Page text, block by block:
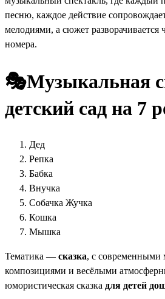
песню, каждое действие
мелодиями, а сюжет разворачивается
номера.
🎭Музыкальная
детский сад на 7
Дед
Репка
Бабка
Внучка
Собачка Жучка
Кошка
Мышка
Тематика — сказка, c современными
композициями и весёлыми
юмористическая сказка для детей